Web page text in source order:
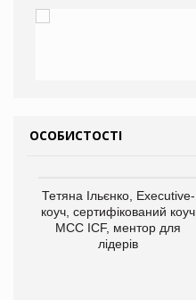
ОСОБИСТОСТІ
Тетяна Ільєнко, Executive-
коуч, сертифікований коуч
МСС ICF, ментор для
лідерів